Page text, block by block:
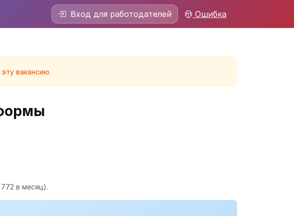
Вход для работодателей Ошибка
вакансию.
в месяц).